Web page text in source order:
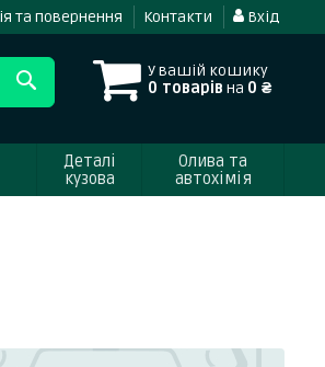
та повернення Контакти Вхід
У вашій кошику
0 товарів на 0 ₴
Деталі
кузова
Олива та
автохімія